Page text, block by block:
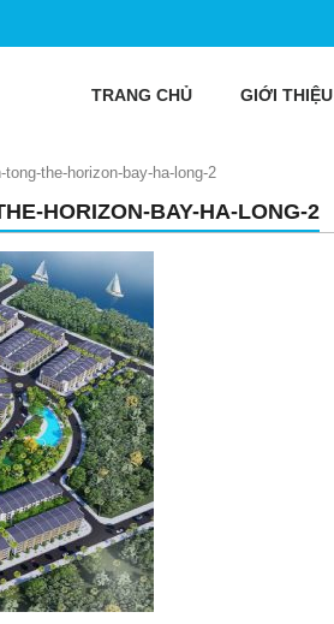
TRANG CHỦ GIỚI THIỆU
tong-the-horizon-bay-ha-long-2
HORIZON-BAY-HA-LONG-2